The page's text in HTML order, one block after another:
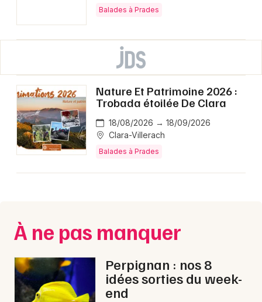
Balades à Prades
Nature Et Patrimoine 2026 :
Trobada étoilée De Clara
18/08/2026 → 18/09/2026
Clara-Villerach
Balades à Prades
À ne pas manquer
Perpignan : nos 8
idées sorties du week-
end